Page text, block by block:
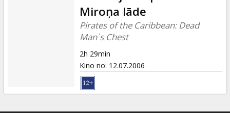
Miroņa lāde
Pirates of the Caribbean: Dead
Man`s Chest
2h 29min
Kino no: 12.07.2006